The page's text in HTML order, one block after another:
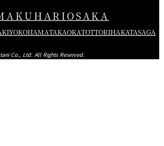
OSAKA
YOKOHAMATAKAOKATOTTORIHAKATASAGA
Co., Ltd. All Rights Reserved.